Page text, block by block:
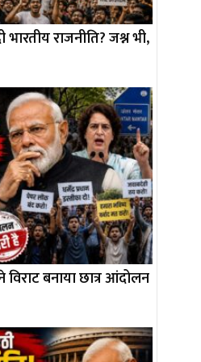
राजनीति? जश्न भी,
बनाया छात्र आंदोलन